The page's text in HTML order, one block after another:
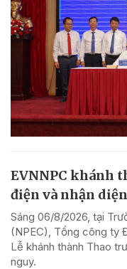
EVNNPC khánh
điện và nhận
Sáng 06/8/2026, tại
(NPEC), Tổng công ty
Lễ khánh thành Thao
nguy.